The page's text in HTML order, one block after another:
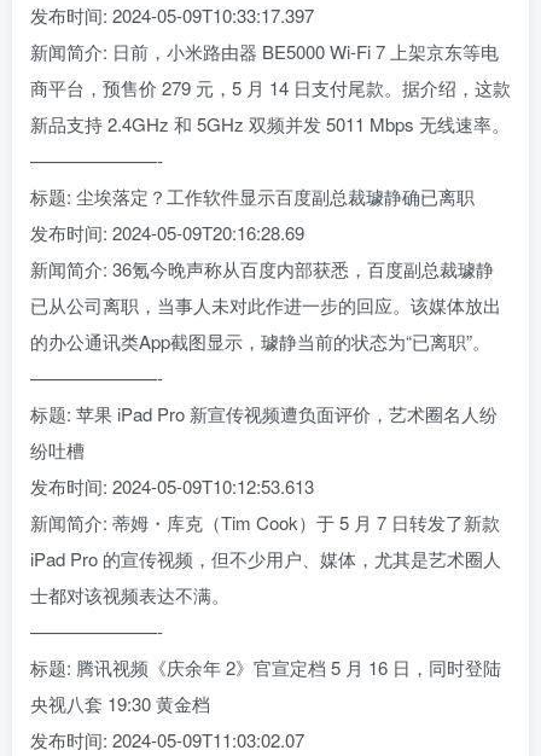
发布时间: 2024-05-09T10:33:17.397
新闻简介: 日前，小米路由器 BE5000 Wi-Fi 7 上架京东等电
商平台，预售价 279 元，5 月 14 日支付尾款。据介绍，这款
新品支持 2.4GHz 和 5GHz 双频并发 5011 Mbps 无线速率。
———————-
标题: 尘埃落定？工作软件显示百度副总裁璩静确已离职
发布时间: 2024-05-09T20:16:28.69
新闻简介: 36氪今晚声称从百度内部获悉，百度副总裁璩静
已从公司离职，当事人未对此作进一步的回应。该媒体放出
的办公通讯类App截图显示，璩静当前的状态为“已离职”。
———————-
标题: 苹果 iPad Pro 新宣传视频遭负面评价，艺术圈名人纷
纷吐槽
发布时间: 2024-05-09T10:12:53.613
新闻简介: 蒂姆・库克（Tim Cook）于 5 月 7 日转发了新款
iPad Pro 的宣传视频，但不少用户、媒体，尤其是艺术圈人
士都对该视频表达不满。
———————-
标题: 腾讯视频《庆余年 2》官宣定档 5 月 16 日，同时登陆
央视八套 19:30 黄金档
发布时间: 2024-05-09T11:03:02.07